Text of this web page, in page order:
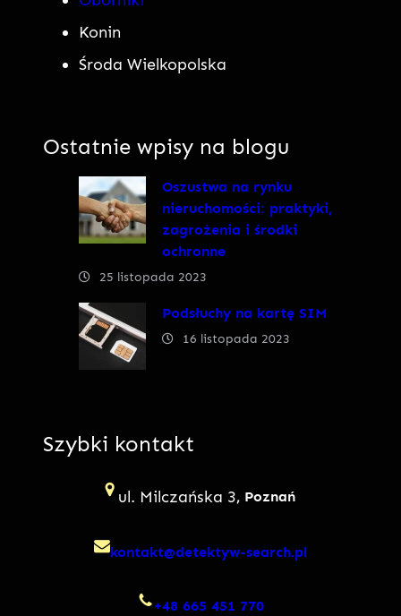
Konin
Środa Wielkopolska
Ostatnie wpisy na blogu
Oszustwa na rynku
nieruchomości: praktyki,
zagrożenia i środki
ochronne
25 listopada 2023
Podsłuchy na kartę SIM
16 listopada 2023
Szybki kontakt
ul. Milczańska 3, Poznań
kontakt@detektyw-search.pl
+48 665 451 770